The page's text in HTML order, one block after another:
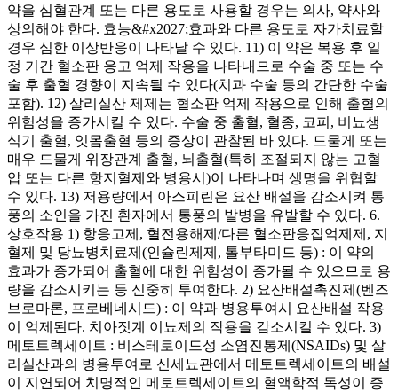
약을 심혈관계 또는 다른 용도로 사용할 경우는 의사, 약사와
상의해야 한다. 효능&#x2027;효과와 다른 용도로 자가치료할
경우 심한 이상반응이 나타날 수 있다. 11) 이 약은 복용 후 일
정 기간 혈소판 응고 억제 작용을 나타내므로 수술 중 또는 수
술 후 출혈 경향이 지속될 수 있다(치과 수술 등의 간단한 수술
포함). 12) 살리실산 제제는 혈소판 억제 작용으로 인해 출혈의
위험성을 증가시킬 수 있다. 수술 중 출혈, 혈종, 코피, 비뇨생
식기 출혈, 잇몸출혈 등의 증상이 관찰된 바 있다. 드물게 또는
매우 드물게 위장관계 출혈, 뇌출혈(특히 조절되지 않는 고혈
압 또는 다른 항지혈제와 병용시)이 나타나며 생명을 위협할
수 있다. 13) 저용량에서 아스피린은 요산 배설을 감소시켜 통
풍의 소인을 가진 환자에서 통풍의 발병을 유발할 수 있다. 6.
상호작용 1) 항응고제, 혈전용해제/다른 혈소판응집억제제, 지
혈제 및 당뇨병치료제(인슐린제제, 톨부타미드 등) : 이 약의
효과가 증가되어 출혈에 대한 위험성이 증가될 수 있으므로 용
량을 감소시키는 등 신중히 투여한다. 2) 요산배설촉진제(벤즈
브로마론, 프로베네시드) : 이 약과 병용투여시 요산배설 작용
이 억제된다. 치아짓계 이뇨제의 작용을 감소시킬 수 있다. 3)
메토트렉세이트 : 비스테로이드성 소염진통제(NSAIDs) 및 살
리실산과의 병용투여로 신세뇨관에서 메토트렉세이트의 배설
이 지연되어 치명적인 메토트렉세이트의 혈액학적 독성이 증